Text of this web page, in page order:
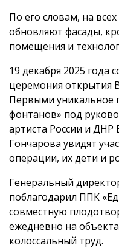
По его словам, на
обновляют фасады,
помещения и
19 декабря 2025 года
церемония открытия
Первыми уникальное
фонтанов» под
артиста России и ДНР
Гончарова увидят
операции, их дети и
Генеральный
поблагодарил ППК
совместную
ежедневно на
колоссальный труд.